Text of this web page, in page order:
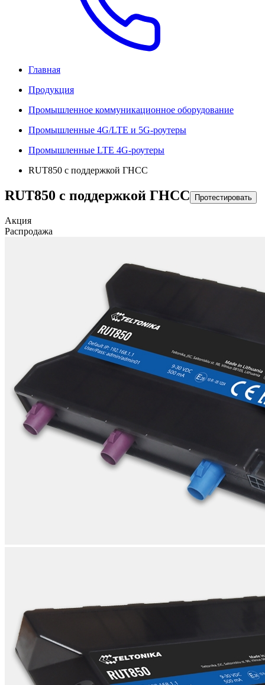
Главная
Продукция
Промышленное коммуникационное оборудование
Промышленные 4G/LTE и 5G-роутеры
Промышленные LTE 4G-роутеры
RUT850 с поддержкой ГНСС
RUT850 с поддержкой ГНСС Протестировать
Акция
Распродажа